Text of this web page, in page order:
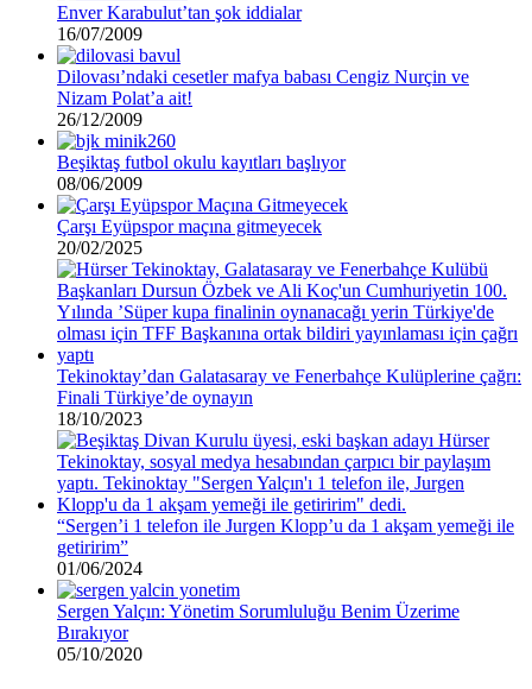
Enver Karabulut’tan şok iddialar
16/07/2009
Dilovası’ndaki cesetler mafya babası Cengiz Nurçin ve
Nizam Polat’a ait!
26/12/2009
Beşiktaş futbol okulu kayıtları başlıyor
08/06/2009
Çarşı Eyüpspor maçına gitmeyecek
20/02/2025
Tekinoktay’dan Galatasaray ve Fenerbahçe Kulüplerine çağrı:
Finali Türkiye’de oynayın
18/10/2023
“Sergen’i 1 telefon ile Jurgen Klopp’u da 1 akşam yemeği ile
getiririm”
01/06/2024
Sergen Yalçın: Yönetim Sorumluluğu Benim Üzerime
Bırakıyor
05/10/2020